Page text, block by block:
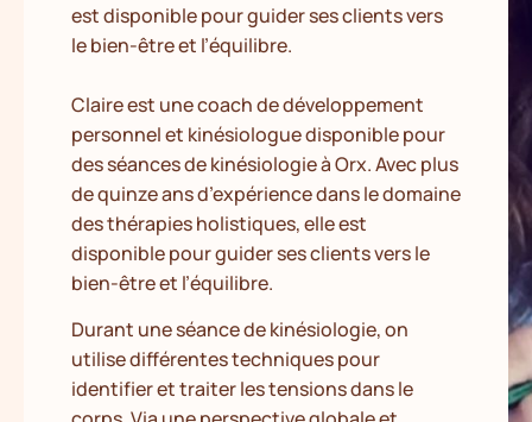
est disponible pour guider ses clients vers
le bien-être et l’équilibre.
Claire est une coach de développement
personnel et kinésiologue disponible pour
des séances de kinésiologie à Orx. Avec plus
de quinze ans d’expérience dans le domaine
des thérapies holistiques, elle est
disponible pour guider ses clients vers le
bien-être et l’équilibre.
Durant une séance de kinésiologie, on
utilise différentes techniques pour
identifier et traiter les tensions dans le